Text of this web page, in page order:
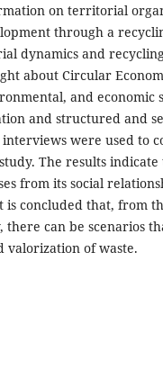
on territorial
through a
dynamics and
about Circular
and economic
and structured and
were used to
The results
from its social
is concluded that, from
can be scenarios
valorization of waste.